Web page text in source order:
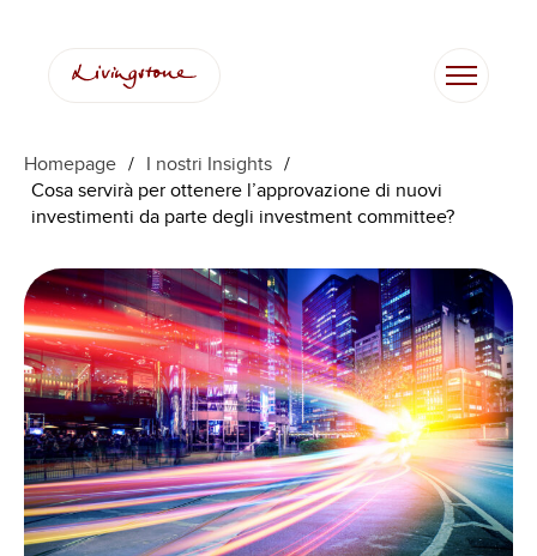
contenuto
Homepage / I nostri Insights /
Cosa servirà per ottenere l’approvazione di nuovi
investimenti da parte degli investment committee?